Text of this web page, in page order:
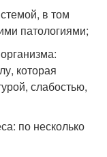
в том
патологиями;
которая
слабостью,
по несколько